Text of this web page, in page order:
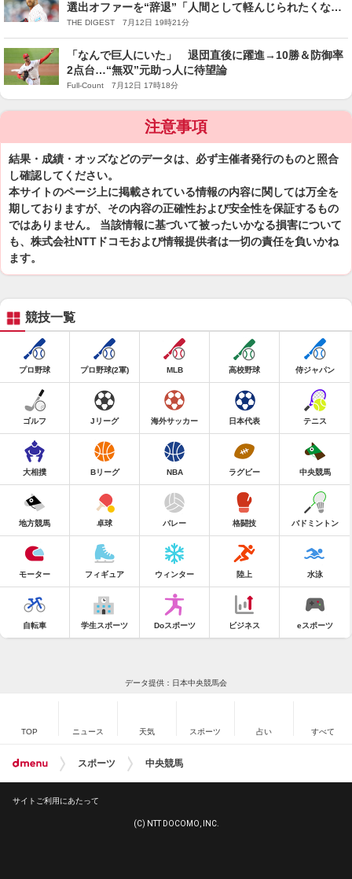
選出オファーを“辞退”「人間として軽んじられたくない
だけ」 今季防御率2.28など活躍
THE DIGEST 7月12日 19時21分
「なんで巨人にいた」 退団直後に躍進→10勝＆防御率
2点台…“無双”元助っ人に待望論
Full-Count 7月12日 17時18分
注意事項
結果・成績・オッズなどのデータは、必ず主催者発行のものと照合
し確認してください。
本サイトのページ上に掲載されている情報の内容に関しては万全を
期しておりますが、その内容の正確性および安全性を保証するもの
ではありません。 当該情報に基づいて被ったいかなる損害について
も、株式会社NTTドコモおよび情報提供者は一切の責任を負いかね
ます。
競技一覧
プロ野球 プロ野球(2軍) MLB 高校野球 侍ジャパン
ゴルフ Jリーグ 海外サッカー 日本代表 テニス
大相撲 Bリーグ NBA ラグビー 中央競馬
地方競馬 卓球 バレー 格闘技 バドミントン
モーター フィギュア ウィンター 陸上 水泳
自転車 学生スポーツ Doスポーツ ビジネス eスポーツ
データ提供：日本中央競馬会
TOP ニュース 天気 スポーツ 占い すべて
スポーツ 中央競馬
サイトご利用にあたって
(C) NTT DOCOMO, INC.